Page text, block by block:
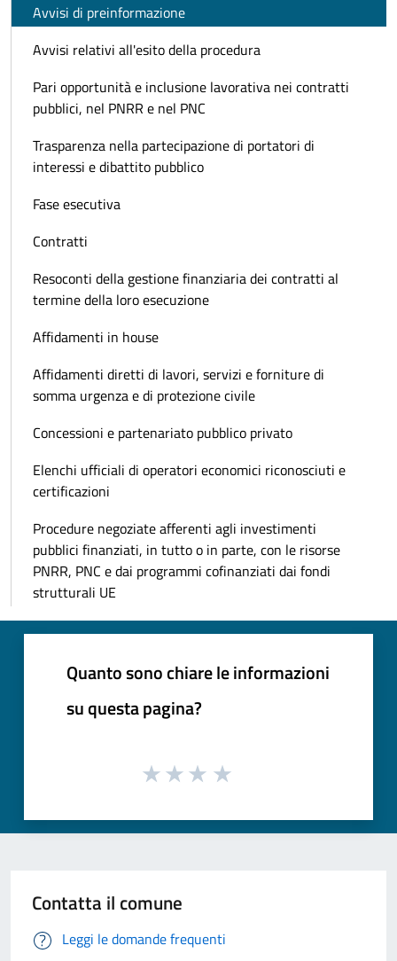
Avvisi di preinformazione
Avvisi relativi all'esito della procedura
Pari opportunità e inclusione lavorativa nei contratti
pubblici, nel PNRR e nel PNC
Trasparenza nella partecipazione di portatori di
interessi e dibattito pubblico
Fase esecutiva
Contratti
Resoconti della gestione finanziaria dei contratti al
termine della loro esecuzione
Affidamenti in house
Affidamenti diretti di lavori, servizi e forniture di
somma urgenza e di protezione civile
Concessioni e partenariato pubblico privato
Elenchi ufficiali di operatori economici riconosciuti e
certificazioni
Procedure negoziate afferenti agli investimenti
pubblici finanziati, in tutto o in parte, con le risorse
PNRR, PNC e dai programmi cofinanziati dai fondi
strutturali UE
Quanto sono chiare le informazioni
su questa pagina?
Contatta il comune
Leggi le domande frequenti